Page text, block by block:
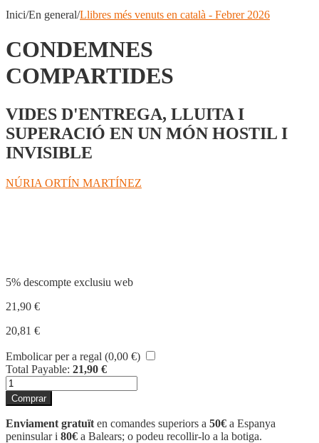
Inici/En general/Llibres més venuts en català - Febrer 2026
CONDEMNES
COMPARTIDES
VIDES D'ENTREGA, LLUITA I
SUPERACIÓ EN UN MÓN HOSTIL I
INVISIBLE
NÚRIA ORTÍN MARTÍNEZ
5% descompte exclusiu web
21,90 €
20,81 €
Embolicar per a regal (0,00 €)
Total Payable: 21,90 €
quantitat
de
CONDEMNES
COMPARTIDES
Comprar
Enviament gratuït en comandes superiors a 50€ a Espanya
peninsular i 80€ a Balears; o podeu recollir-lo a la botiga.